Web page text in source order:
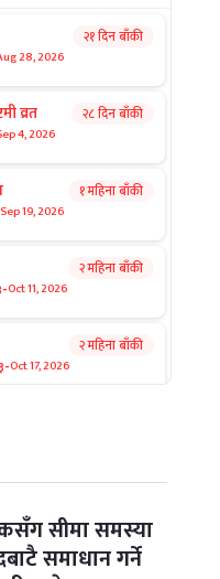
28, 2026
२१ दिन बाँकी
व्रत
4, 2026
२८ दिन बाँकी
Sep 19, 2026
१ महिना बाँकी
-Oct 11, 2026
२ महिना बाँकी
-Oct 17, 2026
२ महिना बाँकी
-Oct 20, 2026सीमा समस्या
समाधान गर्ने